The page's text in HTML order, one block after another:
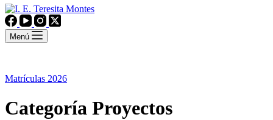
Menú
Matrículas 2026
Categoría Proyectos